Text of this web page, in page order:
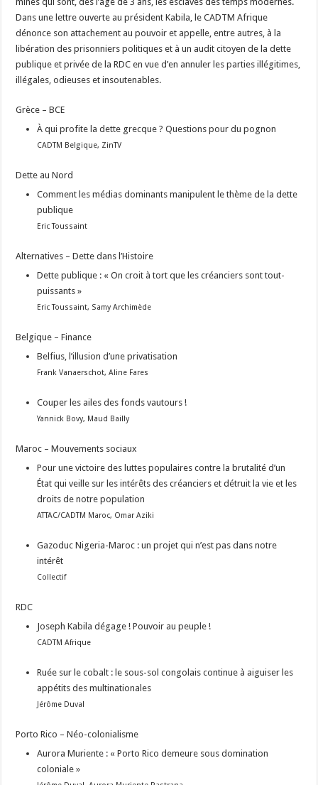
Dans une lettre ouverte au président Kabila, le CADTM Afrique
dénonce son attachement au pouvoir et appelle, entre autres, à la
libération des prisonniers politiques et à un audit citoyen de la dette
publique et privée de la RDC en vue d’en annuler les parties illégitimes,
illégales, odieuses et insoutenables.
Grèce – BCE
À qui profite la dette grecque ? Questions pour du pognon
CADTM Belgique, ZinTV
Dette au Nord
Comment les médias dominants manipulent le thème de la dette
publique
Eric Toussaint
Alternatives – Dette dans l’Histoire
Dette publique : « On croit à tort que les créanciers sont tout-
puissants »
Eric Toussaint, Samy Archimède
Belgique – Finance
Belfius, l’illusion d’une privatisation
Frank Vanaerschot, Aline Fares
Couper les ailes des fonds vautours !
Yannick Bovy, Maud Bailly
Maroc – Mouvements sociaux
Pour une victoire des luttes populaires contre la brutalité d’un
État qui veille sur les intérêts des créanciers et détruit la vie et les
droits de notre population
ATTAC/CADTM Maroc, Omar Aziki
Gazoduc Nigeria-Maroc : un projet qui n’est pas dans notre
intérêt
Collectif
RDC
Joseph Kabila dégage ! Pouvoir au peuple !
CADTM Afrique
Ruée sur le cobalt : le sous-sol congolais continue à aiguiser les
appétits des multinationales
Jérôme Duval
Porto Rico – Néo-colonialisme
Aurora Muriente : « Porto Rico demeure sous domination
coloniale »